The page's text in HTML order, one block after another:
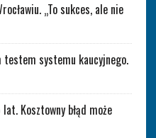
„To sukces, ale nie
testem systemu kaucyjnego.
Kosztowny błąd może